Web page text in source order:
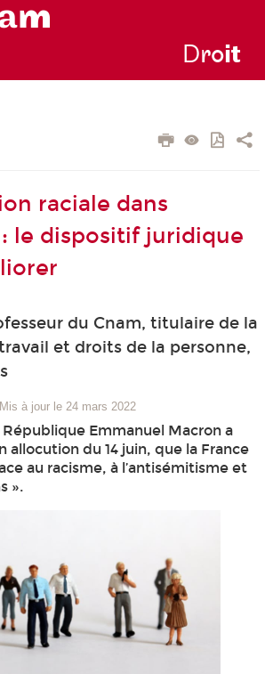
Droit
raciale dans
: le dispositif juridique
du Cnam, titulaire de la
et droits de la personne,
Mis à jour le 24 mars 2022
Emmanuel Macron a
allocution du 14 juin, que la France
au racisme, à l’antisémitisme et
».